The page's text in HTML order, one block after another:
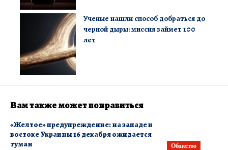
Ученые нашли способ добраться до
черной дыры: миссия займет 100
лет
Вам также может понравиться
Общество
«Желтое» предупреждение: на западе и
востоке Украины 16 декабря ожидается
туман